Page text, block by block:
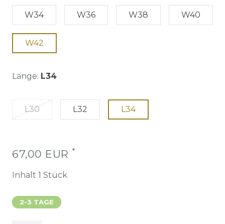
W34 W36 W38 W40
W42
Länge: L34
L30 L32 L34
67,00 EUR *
Inhalt 1 Stück
2-3 TAGE